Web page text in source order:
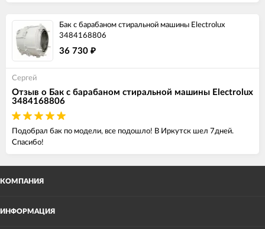
Бак с барабаном стиральной машины Electrolux
3484168806
36 730 ₽
Сергей
Отзыв о Бак с барабаном стиральной машины Electrolux
3484168806
Подобрал бак по модели, все подошло! В Иркутск шел 7дней.
Спасибо!
КОМПАНИЯ
ИНФОРМАЦИЯ